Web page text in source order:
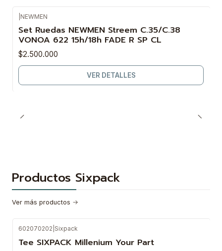
NEWMEN
Set Ruedas NEWMEN Streem C.35/C.38
VONOA 622 15h/18h FADE R SP CL
$2.500.000
VER DETALLES
Productos Sixpack
Ver más productos
602070202 Sixpack
Tee SIXPACK Millenium Your Part